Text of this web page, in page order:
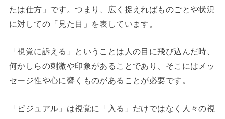
たは仕方」です。つまり、広く捉えればものごとや状況
に対しての「見た目」を表しています。
「視覚に訴える」ということは人の目に飛び込んだ時、
何かしらの刺激や印象があることであり、そこにはメッ
セージ性や心に響くものがあることが必要です。
「ビジュアル」は視覚に「入る」だけではなく人々の視